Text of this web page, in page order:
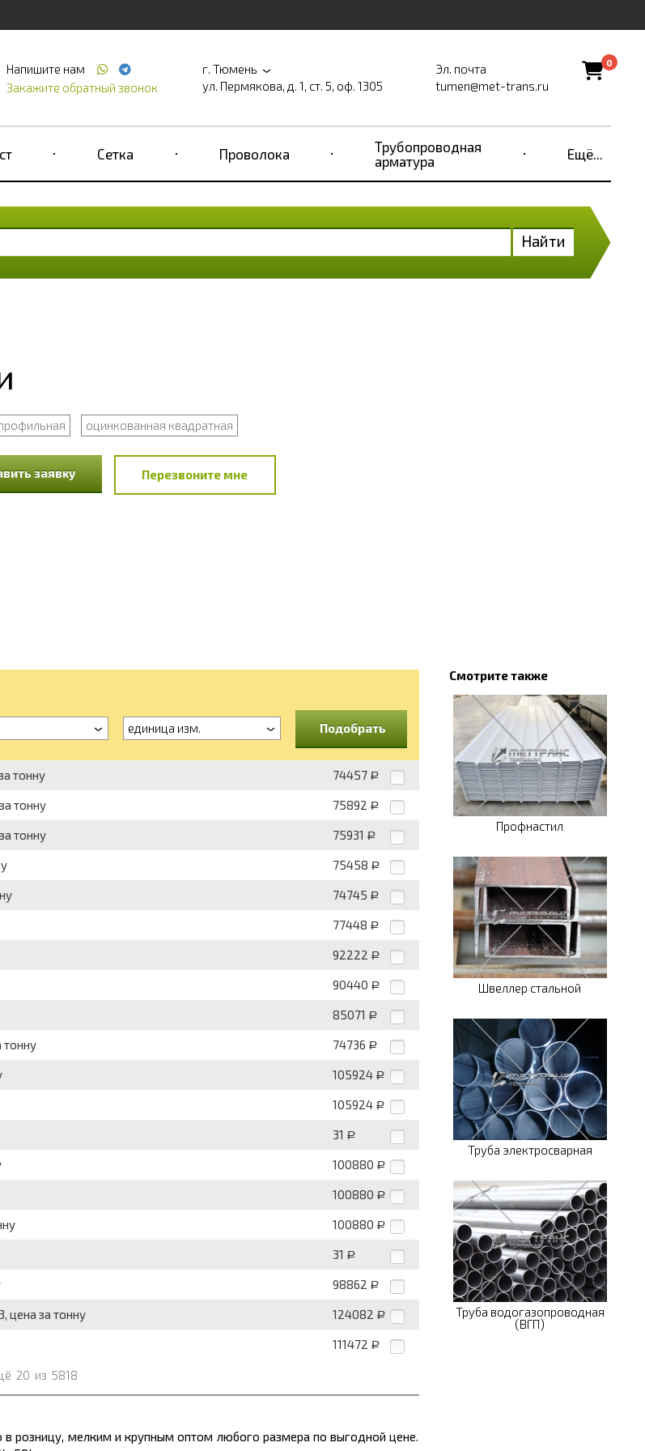
Напишите нам
Закажите обратный звонок
г. Тюмень
ул. Пермякова, д. 1, ст. 5, оф. 1305
Эл. почта
tumen@met-trans.ru
0
Сетка Проволока
Трубопроводная
арматура
Ещё...
Найти
оцинкованная квадратная
заявку Перезвоните мне
единица изм. Подобрать
тонну 74457 Р
тонну 75892 Р
тонну 75931 Р
75458 Р
74745 Р
77448 Р
92222 Р
90440 Р
85071 Р
74736 Р
105924 Р
105924 Р
31 Р
100880 Р
100880 Р
100880 Р
31 Р
98862 Р
цена за тонну 124082 Р
111472 Р
20 из 5818
в розницу, мелким и крупным оптом любого размера по выгодной цене.
Смотрите также
Профнастил
Швеллер стальной
Труба электросварная
Труба водогазопроводная
(ВГП)